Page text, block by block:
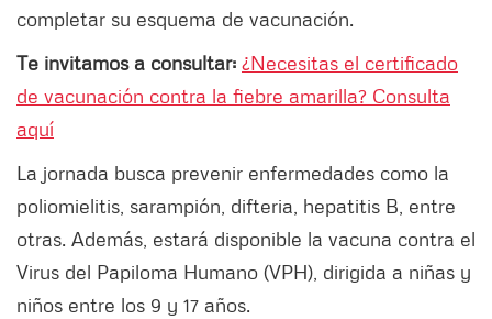
completar su esquema de vacunación.
Te invitamos a consultar: ¿Necesitas el certificado
de vacunación contra la fiebre amarilla? Consulta
aquí
La jornada busca prevenir enfermedades como la
poliomielitis, sarampión, difteria, hepatitis B, entre
otras. Además, estará disponible la vacuna contra el
Virus del Papiloma Humano (VPH), dirigida a niñas y
niños entre los 9 y 17 años.